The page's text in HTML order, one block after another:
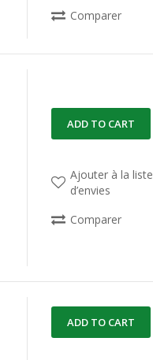
Comparer
ADD TO CART
Ajouter à la liste
d’envies
Comparer
ADD TO CART